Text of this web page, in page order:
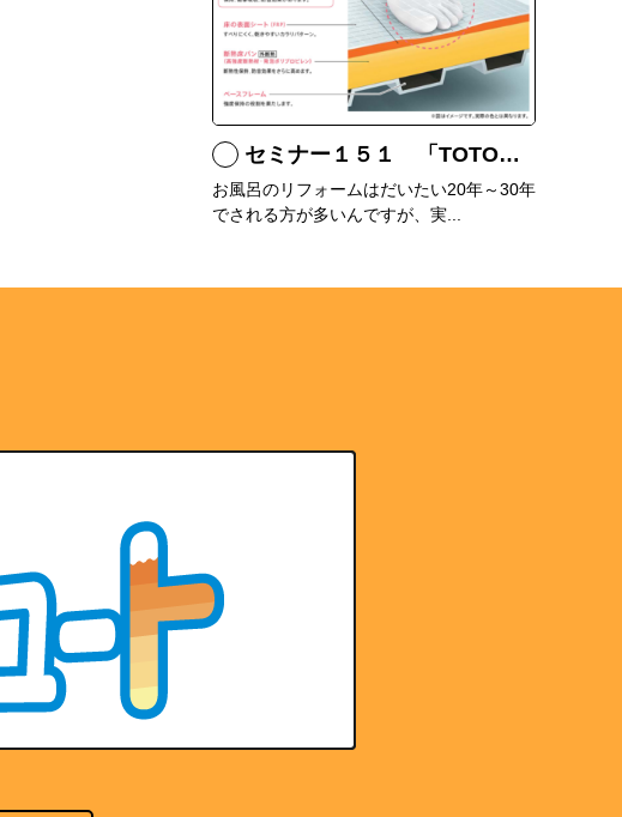
セミナー１５１ 「TOTOシステムバス サザナの特徴」
お風呂のリフォームはだいたい20年～30年
でされる方が多いんですが、実...